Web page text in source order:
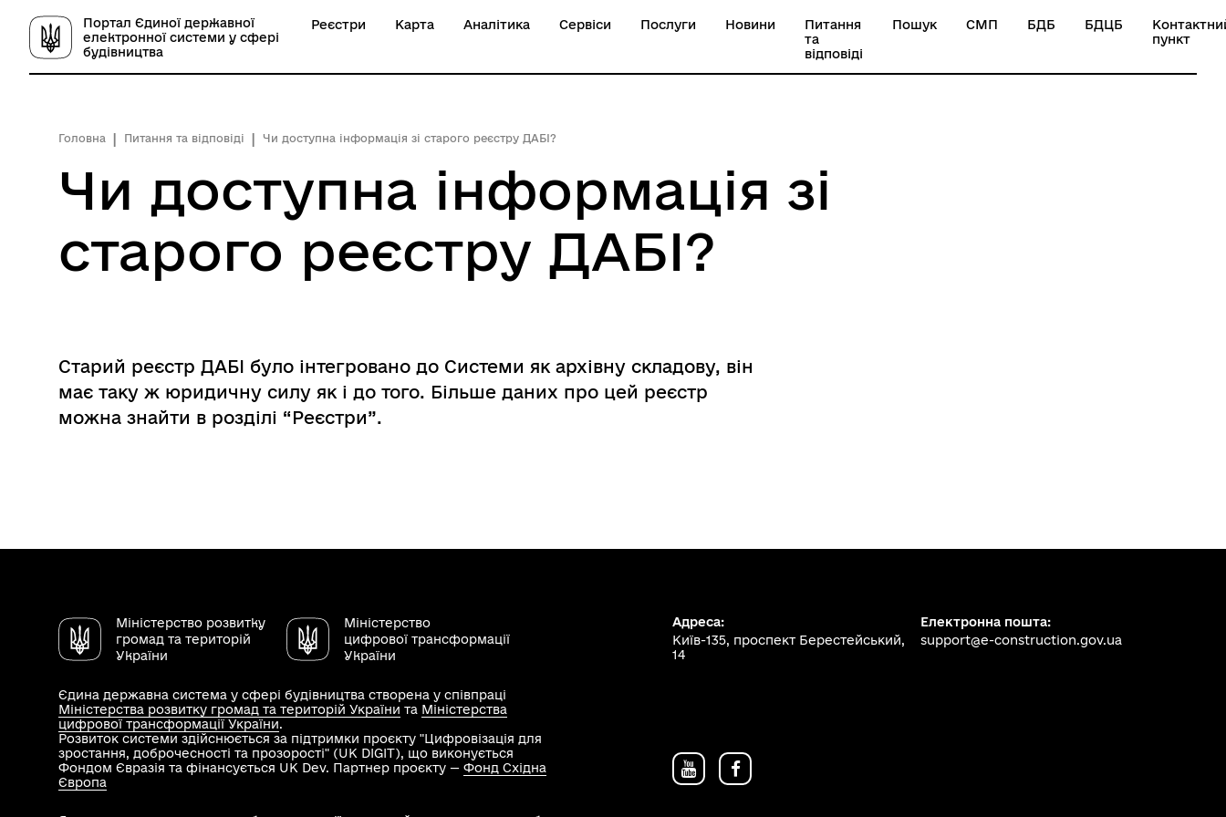
Портал Єдиної державної
електронної системи у сфері
будівництва
Реєстри Карта Аналітика Сервіси Послуги Новини
Питання
та
відповіді
Пошук СМП БДБ БДЦБ
пункт
Головна Питання та відповіді Чи доступна інформація зі старого реєстру ДАБІ?
Чи доступна інформація зі
старого реєстру ДАБІ?
Старий реєстр ДАБІ було інтегровано до Системи як архівну складову, він
має таку ж юридичну силу як і до того. Більше даних про цей реєстр
можна знайти в розділі “Реєстри”.
Міністерство розвитку
громад та територій
України
Міністерство
цифрової трансформації
України
Єдина державна система у сфері будівництва створена у співпраці
Міністерства розвитку громад та територій України та Міністерства
цифрової трансформації України.
Розвиток системи здійснюється за підтримки проєкту "Цифровізація для
зростання, доброчесності та прозорості" (UK DIGIT), що виконується
Фондом Євразія та фінансується UK Dev. Партнер проєкту — Фонд Східна
Європа
Адреса:
Київ-135, проспект Берестейський,
14
Електронна пошта:
support@e-construction.gov.ua